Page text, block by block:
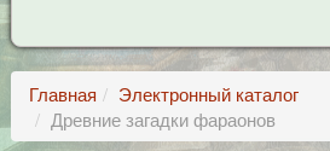
Главная
Электронный каталог
Древние загадки фараонов